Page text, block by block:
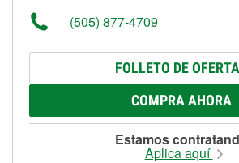
(505) 877-4709
FOLLETO DE
COMPRA AHORA
Estamos
Aplica aquí